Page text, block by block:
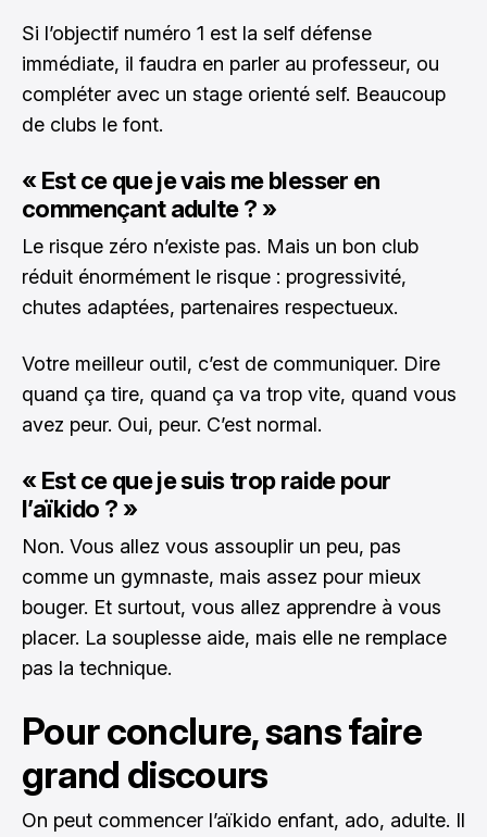
Si l’objectif numéro 1 est la self défense
immédiate, il faudra en parler au professeur, ou
compléter avec un stage orienté self. Beaucoup
de clubs le font.
« Est ce que je vais me blesser en
commençant adulte ? »
Le risque zéro n’existe pas. Mais un bon club
réduit énormément le risque : progressivité,
chutes adaptées, partenaires respectueux.
Votre meilleur outil, c’est de communiquer. Dire
quand ça tire, quand ça va trop vite, quand vous
avez peur. Oui, peur. C’est normal.
« Est ce que je suis trop raide pour
l’aïkido ? »
Non. Vous allez vous assouplir un peu, pas
comme un gymnaste, mais assez pour mieux
bouger. Et surtout, vous allez apprendre à vous
placer. La souplesse aide, mais elle ne remplace
pas la technique.
Pour conclure, sans faire
grand discours
On peut commencer l’aïkido enfant, ado, adulte. Il